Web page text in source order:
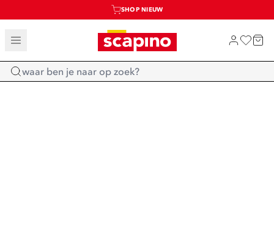
TOT 70% KORTING OP SALE
SALE: LAATSTE KANS!
SHOP NIEUW
Home